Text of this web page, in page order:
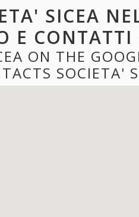
SICEA
E CONTATTI
ON THE
SOCIETA'